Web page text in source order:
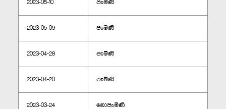
2023-05-10 පැමිණි
2023-05-09 පැමිණි
2023-04-28 පැමිණි
2023-04-20 පැමිණි
2023-03-24 නොපැමිණි